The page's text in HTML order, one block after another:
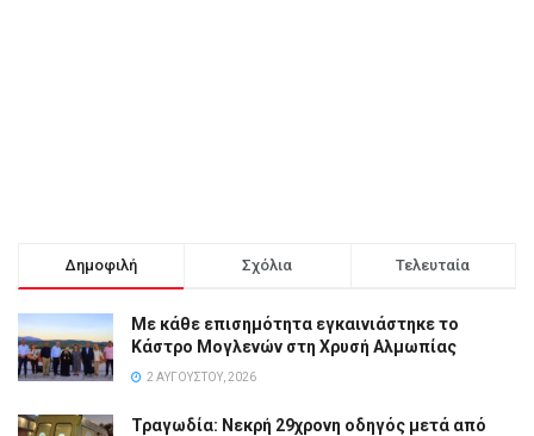
Δημοφιλή Σχόλια Τελευταία
Με κάθε επισημότητα εγκαινιάστηκε το
Κάστρο Μογλενών στη Χρυσή Αλμωπίας
2 ΑΥΓΟΎΣΤΟΥ, 2026
Τραγωδία: Νεκρή 29χρονη οδηγός μετά από